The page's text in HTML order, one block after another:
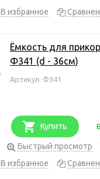
В избранное
Ёмкость для
Ф341 (d - 36см)
Артикул: Ф341
Купить
Быстрый просмотр
В избранное